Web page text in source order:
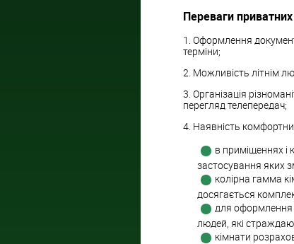
Переваги
1. Оформлення
терміни;
2. Можливість літнім
3. Організація
перегляд телепередач;
4. Наявність
в приміщеннях і
застосування яких
колірна гамма
досягається
для оформлення
людей, які
кімнати